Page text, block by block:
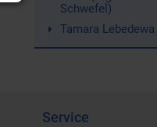
Schwefel)
Tamara Lebedewa
Service